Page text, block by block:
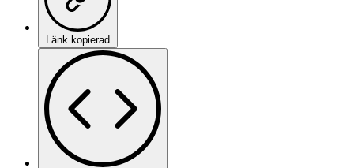
Länk kopierad